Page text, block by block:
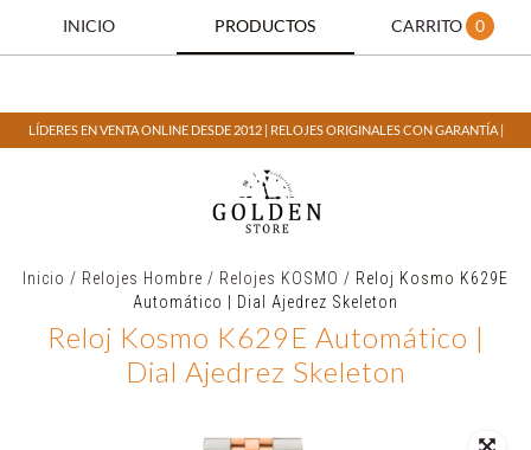
INICIO PRODUCTOS CARRITO 0
LÍDERES EN VENTA ONLINE DESDE 2012 | RELOJES ORIGINALES CON GARANTÍA |
Inicio / Relojes Hombre / Relojes KOSMO / Reloj Kosmo K629E
Automático | Dial Ajedrez Skeleton
Reloj Kosmo K629E Automático |
Dial Ajedrez Skeleton